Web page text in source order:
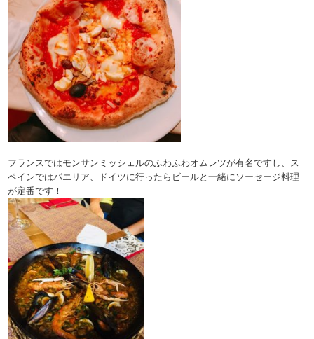
フランスではモンサンミッシェルのふわふわオムレツが有名ですし、ス
ペインではパエリア、ドイツに行ったらビールと一緒にソーセージ料理
が定番です！